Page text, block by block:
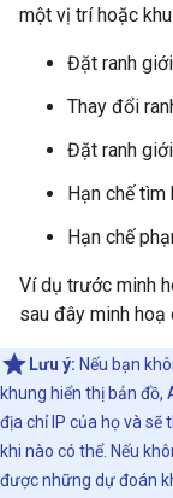
một vị trí hoặc
Đặt ranh
Thay đổi
Đặt ranh
Hạn chế
Hạn chế
Ví dụ trước minh
sau đây minh hoạ
Lưu ý: Nếu bạn
khung hiển thị bản đồ,
địa chỉ IP của họ và
khi nào có thể. Nếu
được những dự đoán